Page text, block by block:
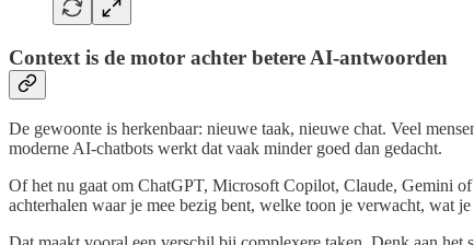
Context is de motor achter betere AI-antwoorden
De gewoonte is herkenbaar: nieuwe taak, nieuwe chat. Veel
moderne AI-chatbots werkt dat vaak minder goed dan gedacht.
Of het nu gaat om ChatGPT, Microsoft Copilot, Claude, Gemini of
achterhalen waar je mee bezig bent, welke toon je verwacht, wat